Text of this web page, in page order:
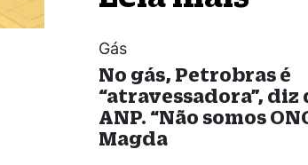
Gás
No gás, Petrobras é
“atravessadora”,
ANP. “Não somos
Magda